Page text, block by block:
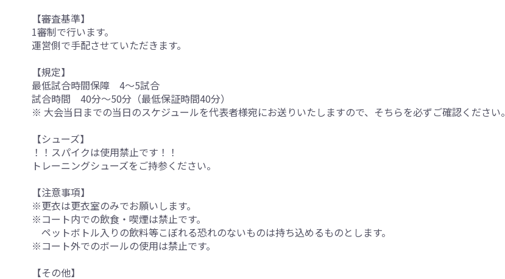
【審査基準】
1審制で行います。
運営側で手配させていただきます。
【規定】
最低試合時間保障 4～5試合
試合時間 40分～50分（最低保証時間40分）
※ 大会当日までの当日のスケジュールを代表者様宛にお送りいたしますので、そちらを必ずご確認ください。
【シューズ】
！！スパイクは使用禁止です！！
トレーニングシューズをご持参ください。
【注意事項】
※更衣は更衣室のみでお願いします。
※コート内での飲食・喫煙は禁止です。
ペットボトル入りの飲料等こぼれる恐れのないものは持ち込めるものとします。
※コート外でのボールの使用は禁止です。
【その他】